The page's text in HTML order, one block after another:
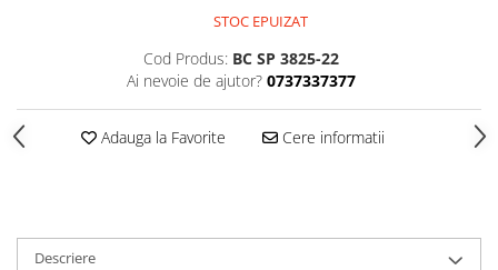
STOC EPUIZAT
Cod Produs: BC SP 3825-22
Ai nevoie de ajutor? 0737337377
Adauga la Favorite Cere informatii
Descriere